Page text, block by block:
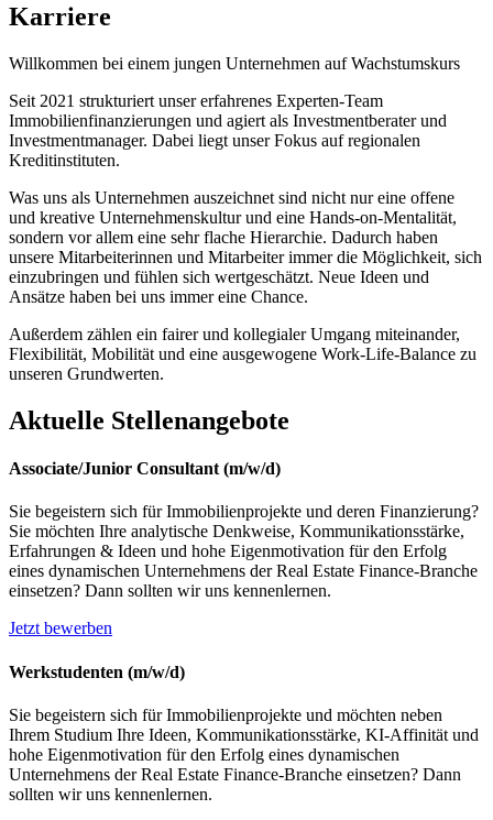
Karriere
Willkommen bei einem jungen Unternehmen auf Wachstumskurs
Seit 2021 strukturiert unser erfahrenes Experten-Team
Immobilienfinanzierungen und agiert als Investmentberater und
Investmentmanager. Dabei liegt unser Fokus auf regionalen
Kreditinstituten.
Was uns als Unternehmen auszeichnet sind nicht nur eine offene
und kreative Unternehmenskultur und eine Hands-on-Mentalität,
sondern vor allem eine sehr flache Hierarchie. Dadurch haben
unsere Mitarbeiterinnen und Mitarbeiter immer die Möglichkeit, sich
einzubringen und fühlen sich wertgeschätzt. Neue Ideen und
Ansätze haben bei uns immer eine Chance.
Außerdem zählen ein fairer und kollegialer Umgang miteinander,
Flexibilität, Mobilität und eine ausgewogene Work-Life-Balance zu
unseren Grundwerten.
Aktuelle Stellenangebote
Associate/Junior Consultant (m/w/d)
Sie begeistern sich für Immobilienprojekte und deren Finanzierung?
Sie möchten Ihre analytische Denkweise, Kommunikationsstärke,
Erfahrungen & Ideen und hohe Eigenmotivation für den Erfolg
eines dynamischen Unternehmens der Real Estate Finance-Branche
einsetzen? Dann sollten wir uns kennenlernen.
Jetzt bewerben
Werkstudenten (m/w/d)
Sie begeistern sich für Immobilienprojekte und möchten neben
Ihrem Studium Ihre Ideen, Kommunikationsstärke, KI-Affinität und
hohe Eigenmotivation für den Erfolg eines dynamischen
Unternehmens der Real Estate Finance-Branche einsetzen? Dann
sollten wir uns kennenlernen.